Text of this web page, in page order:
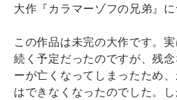
大作『カラマーゾフの兄弟』に
この作品は未完の大作です。
続く予定だったのですが、残
ーが亡くなってしまったため
はできなくなったのでした。